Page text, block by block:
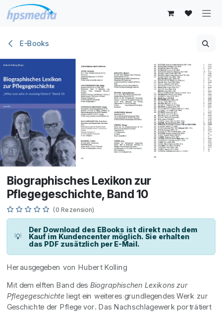
Zum Inhalt springen
E-Books
Biographisches Lexikon zur
Pflegegeschichte, Band 10
(0 Rezension)
💡
Der Download des EBooks ist direkt nach dem
Kauf im Kundencenter möglich. Sie erhalten
das PDF zusätzlich per E-Mail.
Herausgegeben von Hubert Kolling
Mit dem elften Band des Biographischen Lexikons zur
Pflegegeschichteliegt ein weiteres grundlegendes Werk zur
Geschichte der Pflege vor. Das Nachschlagewerk porträtiert